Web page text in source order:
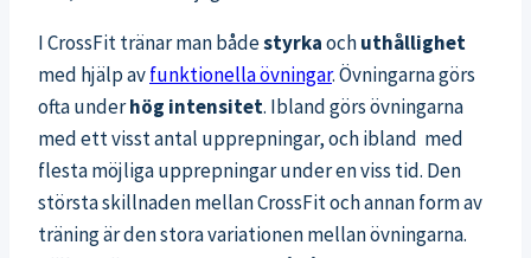
I CrossFit tränar man bådestyrkaochuthållighet
med hjälp avfunktionella övningar. Övningarna görs
ofta underhög intensitet. Ibland görs övningarna
med ett visst antal upprepningar, och ibland med
flesta möjliga upprepningar under en viss tid. Den
största skillnaden mellan CrossFit och annan form av
träning är den stora variationen mellan övningarna.